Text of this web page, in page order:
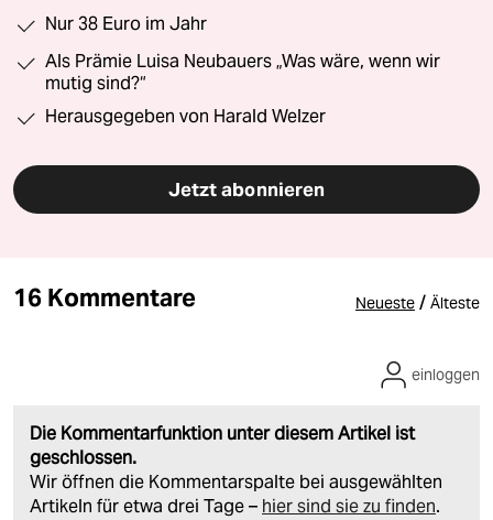
Nur 38 Euro im Jahr
Als Prämie Luisa Neubauers „Was wäre, wenn wir
mutig sind?“
Herausgegeben von Harald Welzer
Jetzt abonnieren
16 Kommentare Neueste / Älteste
Die Kommentarfunktion unter diesem Artikel ist
geschlossen.
Wir öffnen die Kommentarspalte bei ausgewählten
Artikeln für etwa drei Tage – hier sind sie zu finden.
einloggen